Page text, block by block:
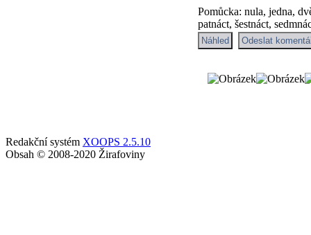
Pomůcka: nula, jedna,
patnáct, šestnáct,
Redakční systém XOOPS 2.5.10
Obsah © 2008-2020 Žirafoviny